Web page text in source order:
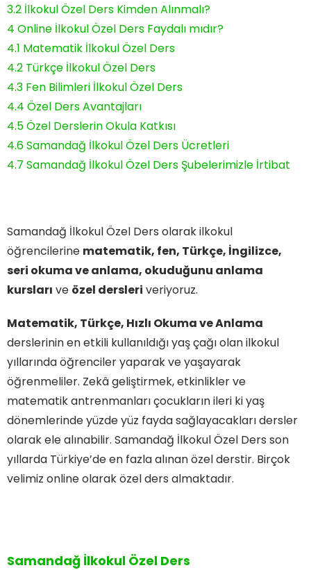
3.2 İlkokul Özel Ders Kimden Alınmalı?
4 Online İlkokul Özel Ders Faydalı mıdır?
4.1 Matematik İlkokul Özel Ders
4.2 Türkçe İlkokul Özel Ders
4.3 Fen Bilimleri İlkokul Özel Ders
4.4 Özel Ders Avantajları
4.5Özel Derslerin Okula Katkısı
4.6Samandağ İlkokul Özel Ders Ücretleri
4.7 Samandağ İlkokul Özel Ders Şubelerimizle İrtibat
Samandağ İlkokul Özel Ders olarak ilkokul
öğrencilerine matematik, fen, Türkçe, İngilizce,
seri okuma ve anlama, okuduğunu anlama
kursları ve özel dersleri veriyoruz.
Matematik, Türkçe, Hızlı Okuma ve Anlama
derslerinin en etkili kullanıldığı yaş çağı olan ilkokul
yıllarında öğrenciler yaparak ve yaşayarak
öğrenmeliler. Zekâ geliştirmek, etkinlikler ve
matematik antrenmanları çocukların ileri ki yaş
dönemlerinde yüzde yüz fayda sağlayacakları dersler
olarak ele alınabilir. Samandağ İlkokul Özel Ders son
yıllarda Türkiye’de en fazla alınan özel derstir. Birçok
velimiz online olarak özel ders almaktadır.
Samandağ İlkokul Özel Ders